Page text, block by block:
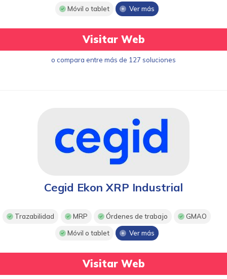
Móvil o tablet Ver más
Visitar Web
o compara entre más de 127 soluciones
Cegid Ekon XRP Industrial
Trazabilidad MRP Órdenes de trabajo GMAO
Móvil o tablet Ver más
Visitar Web